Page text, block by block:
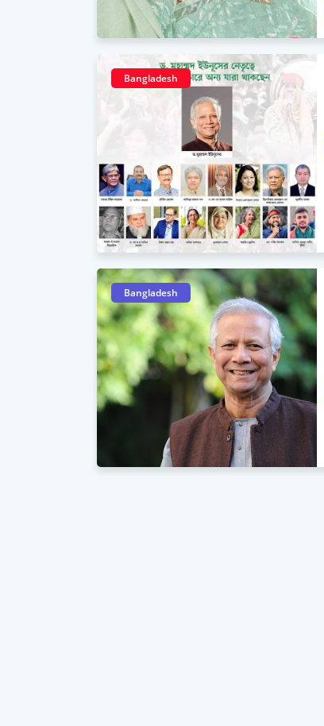
Bangladesh
Bangladesh